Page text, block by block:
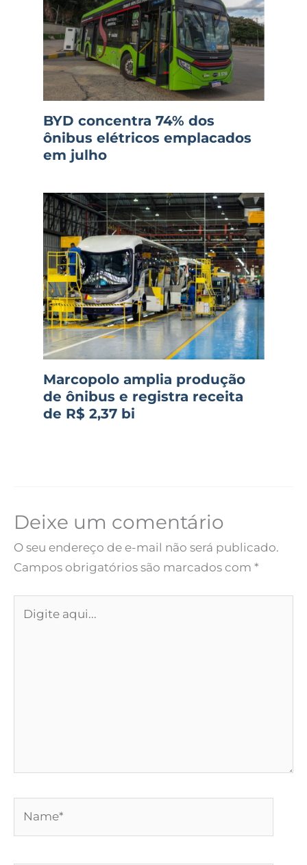
BYD concentra 74% dos
ônibus elétricos emplacados
em julho
Marcopolo amplia produção
de ônibus e registra receita
de R$ 2,37 bi
Deixe um comentário
O seu endereço de e-mail não será publicado.
Campos obrigatórios são marcados com *
aqui...